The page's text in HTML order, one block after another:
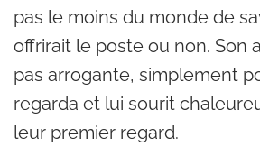
pas le moins du monde de
offrirait le poste ou non. Son
pas arrogante, simplement
regarda et lui sourit
leur premier regard.